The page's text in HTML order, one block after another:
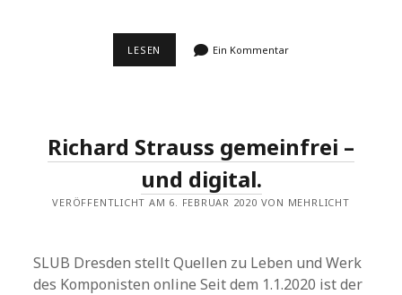
LESEN HOFFNUNGEin Kommentar
Richard Strauss gemeinfrei –
und digital.
VERÖFFENTLICHT AM 6. FEBRUAR 2020 VON MEHRLICHT
SLUB Dresden stellt Quellen zu Leben und Werk
des Komponisten online Seit dem 1.1.2020 ist der